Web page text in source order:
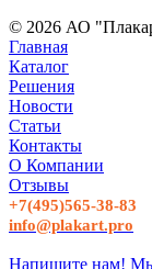
© 2026 АО
Главная
Каталог
Решения
Новости
Статьи
Контакты
О Компании
Отзывы
+7(495)565-38-83
info@plakart.pro
Напишите нам! Мы